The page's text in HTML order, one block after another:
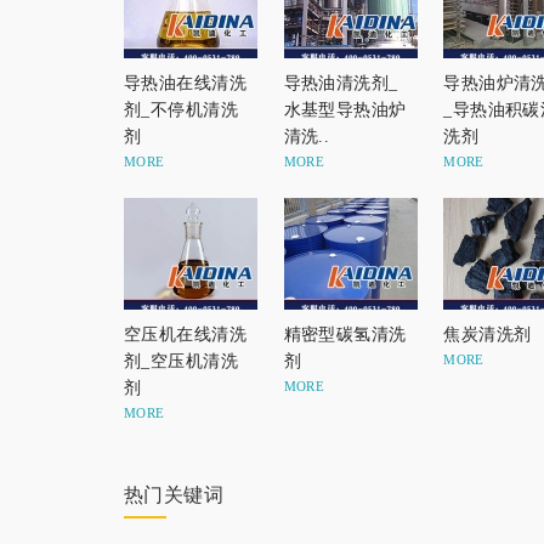
导热油在线清洗
剂_不停机清洗
剂
MORE
导热油清洗剂_
水基型导热油炉
清洗..
MORE
导热油炉清
_导热油积
洗剂
MORE
空压机在线清洗
剂_空压机清洗
剂
MORE
精密型碳氢清洗
剂
MORE
焦炭清洗剂
MORE
热门关键词